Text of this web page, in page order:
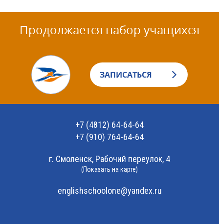
Продолжается набор учащихся
ЗАПИСАТЬСЯ
+7 (4812) 64-64-64
+7 (910) 764-64-64
г. Смоленск, Рабочий переулок, 4
(Показать на карте)
englishschoolone@yandex.ru